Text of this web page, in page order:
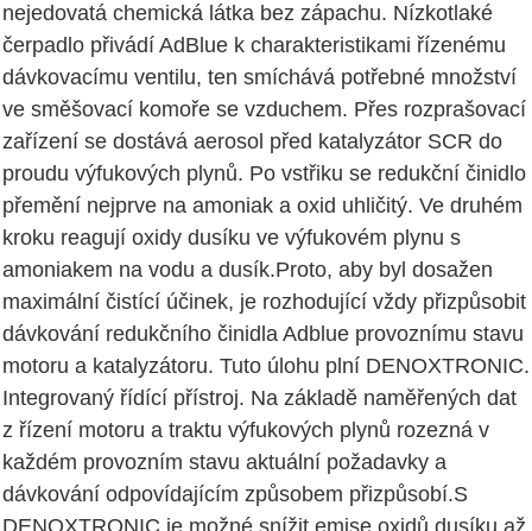
nejedovatá chemická látka bez zápachu. Nízkotlaké
čerpadlo přivádí AdBlue k charakteristikami řízenému
dávkovacímu ventilu, ten smíchává potřebné množství
ve směšovací komoře se vzduchem. Přes rozprašovací
zařízení se dostává aerosol před katalyzátor SCR do
proudu výfukových plynů. Po vstřiku se redukční činidlo
přemění nejprve na amoniak a oxid uhličitý. Ve druhém
kroku reagují oxidy dusíku ve výfukovém plynu s
amoniakem na vodu a dusík.Proto, aby byl dosažen
maximální čistící účinek, je rozhodující vždy přizpůsobit
dávkování redukčního činidla Adblue provoznímu stavu
motoru a katalyzátoru. Tuto úlohu plní DENOXTRONIC.
Integrovaný řídící přístroj. Na základě naměřených dat
z řízení motoru a traktu výfukových plynů rozezná v
každém provozním stavu aktuální požadavky a
dávkování odpovídajícím způsobem přizpůsobí.S